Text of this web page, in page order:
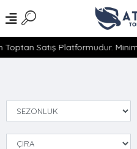
Satış Platformudur.